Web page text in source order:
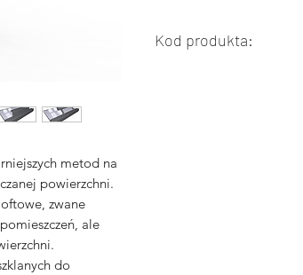
metod na
powierzchni.
zwane
ale
do
Kod produkta: